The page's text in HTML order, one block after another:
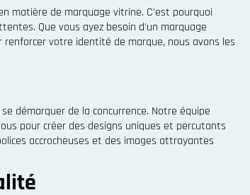
matière de marquage vitrine. C'est pourquoi
Que vous ayez besoin d'un marquage
votre identité de marque, nous avons les
démarquer de la concurrence. Notre équipe
pour créer des designs uniques et percutants
accrocheuses et des images attrayantes